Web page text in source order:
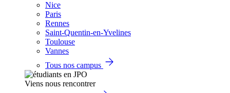
Nice
Paris
Rennes
Saint-Quentin-en-Yvelines
Toulouse
Vannes
Tous nos campus
Viens nous rencontrer